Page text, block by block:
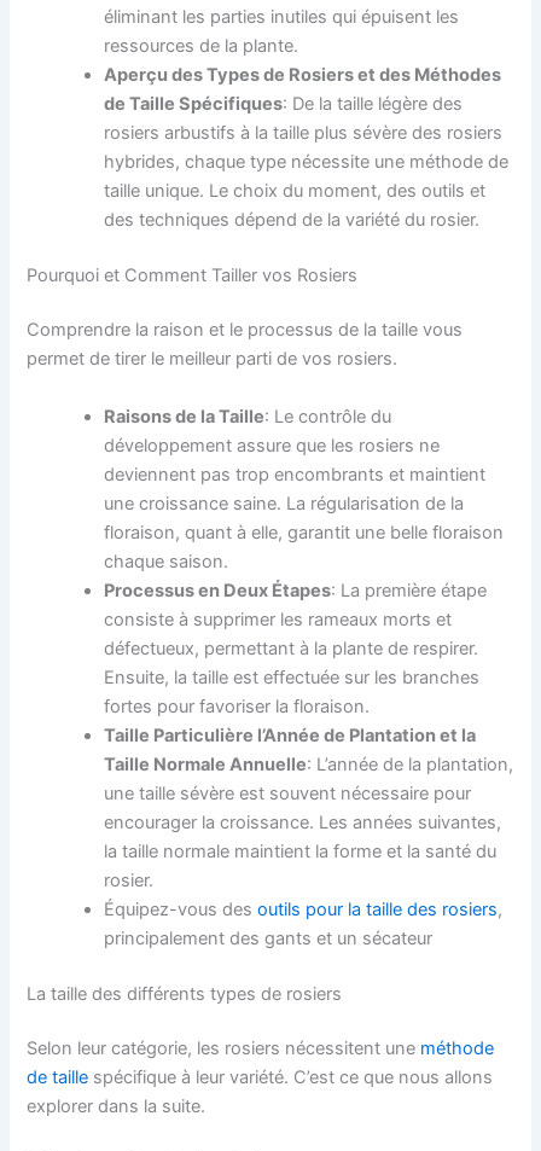
éliminant les parties inutiles qui épuisent les
ressources de la plante.
Aperçu des Types de Rosiers et des Méthodes
de Taille Spécifiques: De la taille légère des
rosiers arbustifs à la taille plus sévère des rosiers
hybrides, chaque type nécessite une méthode de
taille unique. Le choix du moment, des outils et
des techniques dépend de la variété du rosier.
Pourquoi et Comment Tailler vos Rosiers
Comprendre la raison et le processus de la taille vous
permet de tirer le meilleur parti de vos rosiers.
Raisons de la Taille: Le contrôle du
développement assure que les rosiers ne
deviennent pas trop encombrants et maintient
une croissance saine. La régularisation de la
floraison, quant à elle, garantit une belle floraison
chaque saison.
Processus en Deux Étapes: La première étape
consiste à supprimer les rameaux morts et
défectueux, permettant à la plante de respirer.
Ensuite, la taille est effectuée sur les branches
fortes pour favoriser la floraison.
Taille Particulière l’Année de Plantation et la
Taille Normale Annuelle: L’année de la plantation,
une taille sévère est souvent nécessaire pour
encourager la croissance. Les années suivantes,
la taille normale maintient la forme et la santé du
rosier.
Équipez-vous desoutils pour la taille des rosiers,
principalement des gants et un sécateur
La taille des différents types de rosiers
Selon leur catégorie, les rosiers nécessitent une méthode
de taille spécifique à leur variété. C’est ce que nous allons
explorer dans la suite.